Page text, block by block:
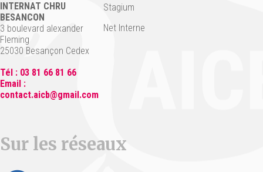
INTERNAT CHRU
BESANCON
3 boulevard alexander
Fleming
25030 Besançon Cedex
Tél : 03 81 66 81 66
Email :
contact.aicb@gmail.com
Stagium
Net Interne
Sur les réseaux